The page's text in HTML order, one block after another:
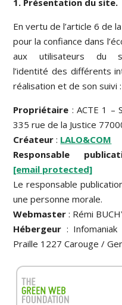
En vertu de l’article 6 de
pour la confiance dans
aux utilisateurs du
l’identité des différents
réalisation et de son suivi :
Propriétaire : ACTE 1 –
335 rue de la Justice
Créateur : LALO&COM
Responsable
[email protected]
Le responsable
une personne morale.
Webmaster : Rémi
Hébergeur :
Praille 1227 Carouge /